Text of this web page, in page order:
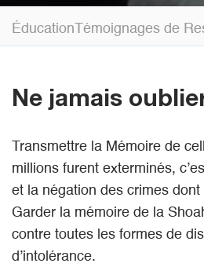
Éducation Témoignages de
Ne jamais
Transmettre la Mémoire de
millions furent exterminés,
et la négation des crimes
Garder la mémoire de la
contre toutes les formes de
d’intolérance.